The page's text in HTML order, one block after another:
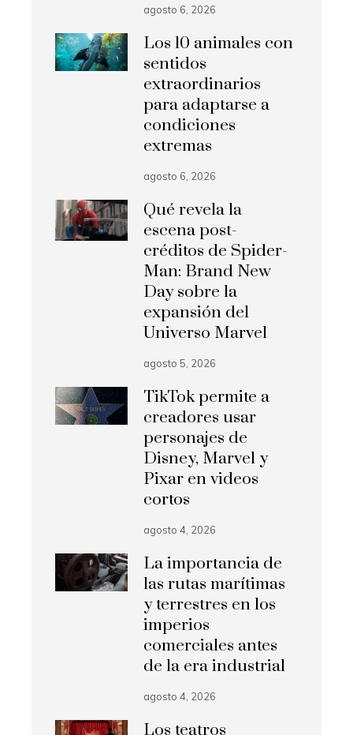
agosto 6, 2026
Los 10 animales con
sentidos
extraordinarios
para adaptarse a
condiciones
extremas
agosto 6, 2026
Qué revela la
escena post-
créditos de Spider-
Man: Brand New
Day sobre la
expansión del
Universo Marvel
agosto 5, 2026
TikTok permite a
creadores usar
personajes de
Disney, Marvel y
Pixar en videos
cortos
agosto 4, 2026
La importancia de
las rutas marítimas
y terrestres en los
imperios
comerciales antes
de la era industrial
agosto 4, 2026
Los teatros